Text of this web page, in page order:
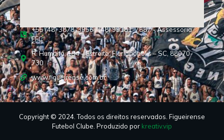
+55 (48) 3878-3956 / (48) 99181-7887 - Assessoria
FFC
R. Humaitá, 194 – Estreito, Florianópolis – SC, 88070-
730
www.figueirense.com.br
Copyright © 2024. Todos os direitos reservados. Figueirense
Futebol Clube. Produzido por kreativ.vip